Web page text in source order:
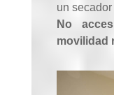
un
No
movilidad